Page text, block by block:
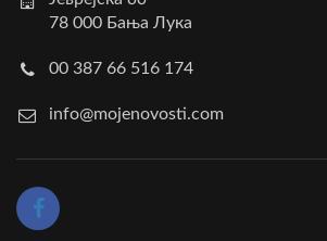
78 000 Бања Лука
00 387 66 516 174
info@mojenovosti.com